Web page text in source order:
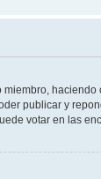
publicar y
votar en las